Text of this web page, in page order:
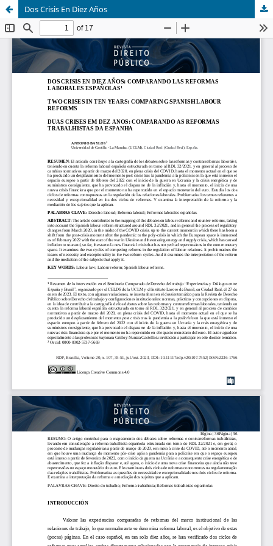
Dos Crisis En Diez Años